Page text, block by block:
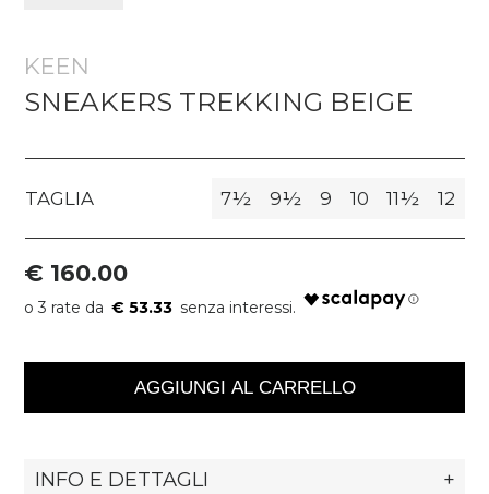
KEEN
SNEAKERS TREKKING BEIGE
TAGLIA 7½ 9½ 9 10 11½ 12
€ 160.00
€ 53.33
AGGIUNGI AL CARRELLO
INFO E DETTAGLI +